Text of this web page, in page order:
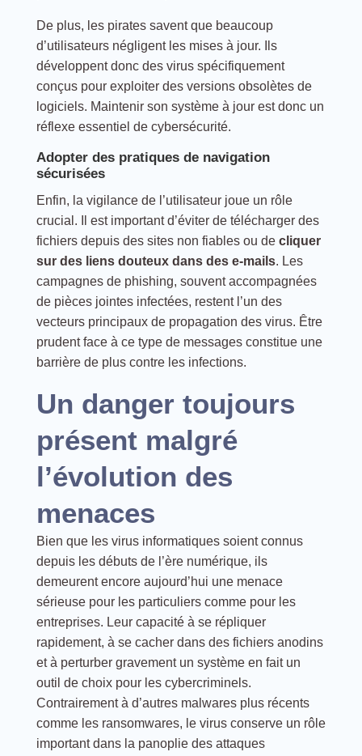
De plus, les pirates savent que beaucoup
d’utilisateurs négligent les mises à jour. Ils
développent donc des virus spécifiquement
conçus pour exploiter des versions obsolètes de
logiciels. Maintenir son système à jour est donc un
réflexe essentiel de cybersécurité.
Adopter des pratiques de navigation
sécurisées
Enfin, la vigilance de l’utilisateur joue un rôle
crucial. Il est important d’éviter de télécharger des
fichiers depuis des sites non fiables ou de cliquer
sur des liens douteux dans des e-mails. Les
campagnes de phishing, souvent accompagnées
de pièces jointes infectées, restent l’un des
vecteurs principaux de propagation des virus. Être
prudent face à ce type de messages constitue une
barrière de plus contre les infections.
Un danger toujours
présent malgré
l’évolution des
menaces
Bien que les virus informatiques soient connus
depuis les débuts de l’ère numérique, ils
demeurent encore aujourd’hui une menace
sérieuse pour les particuliers comme pour les
entreprises. Leur capacité à se répliquer
rapidement, à se cacher dans des fichiers anodins
et à perturber gravement un système en fait un
outil de choix pour les cybercriminels.
Contrairement à d’autres malwares plus récents
comme les ransomwares, le virus conserve un rôle
important dans la panoplie des attaques